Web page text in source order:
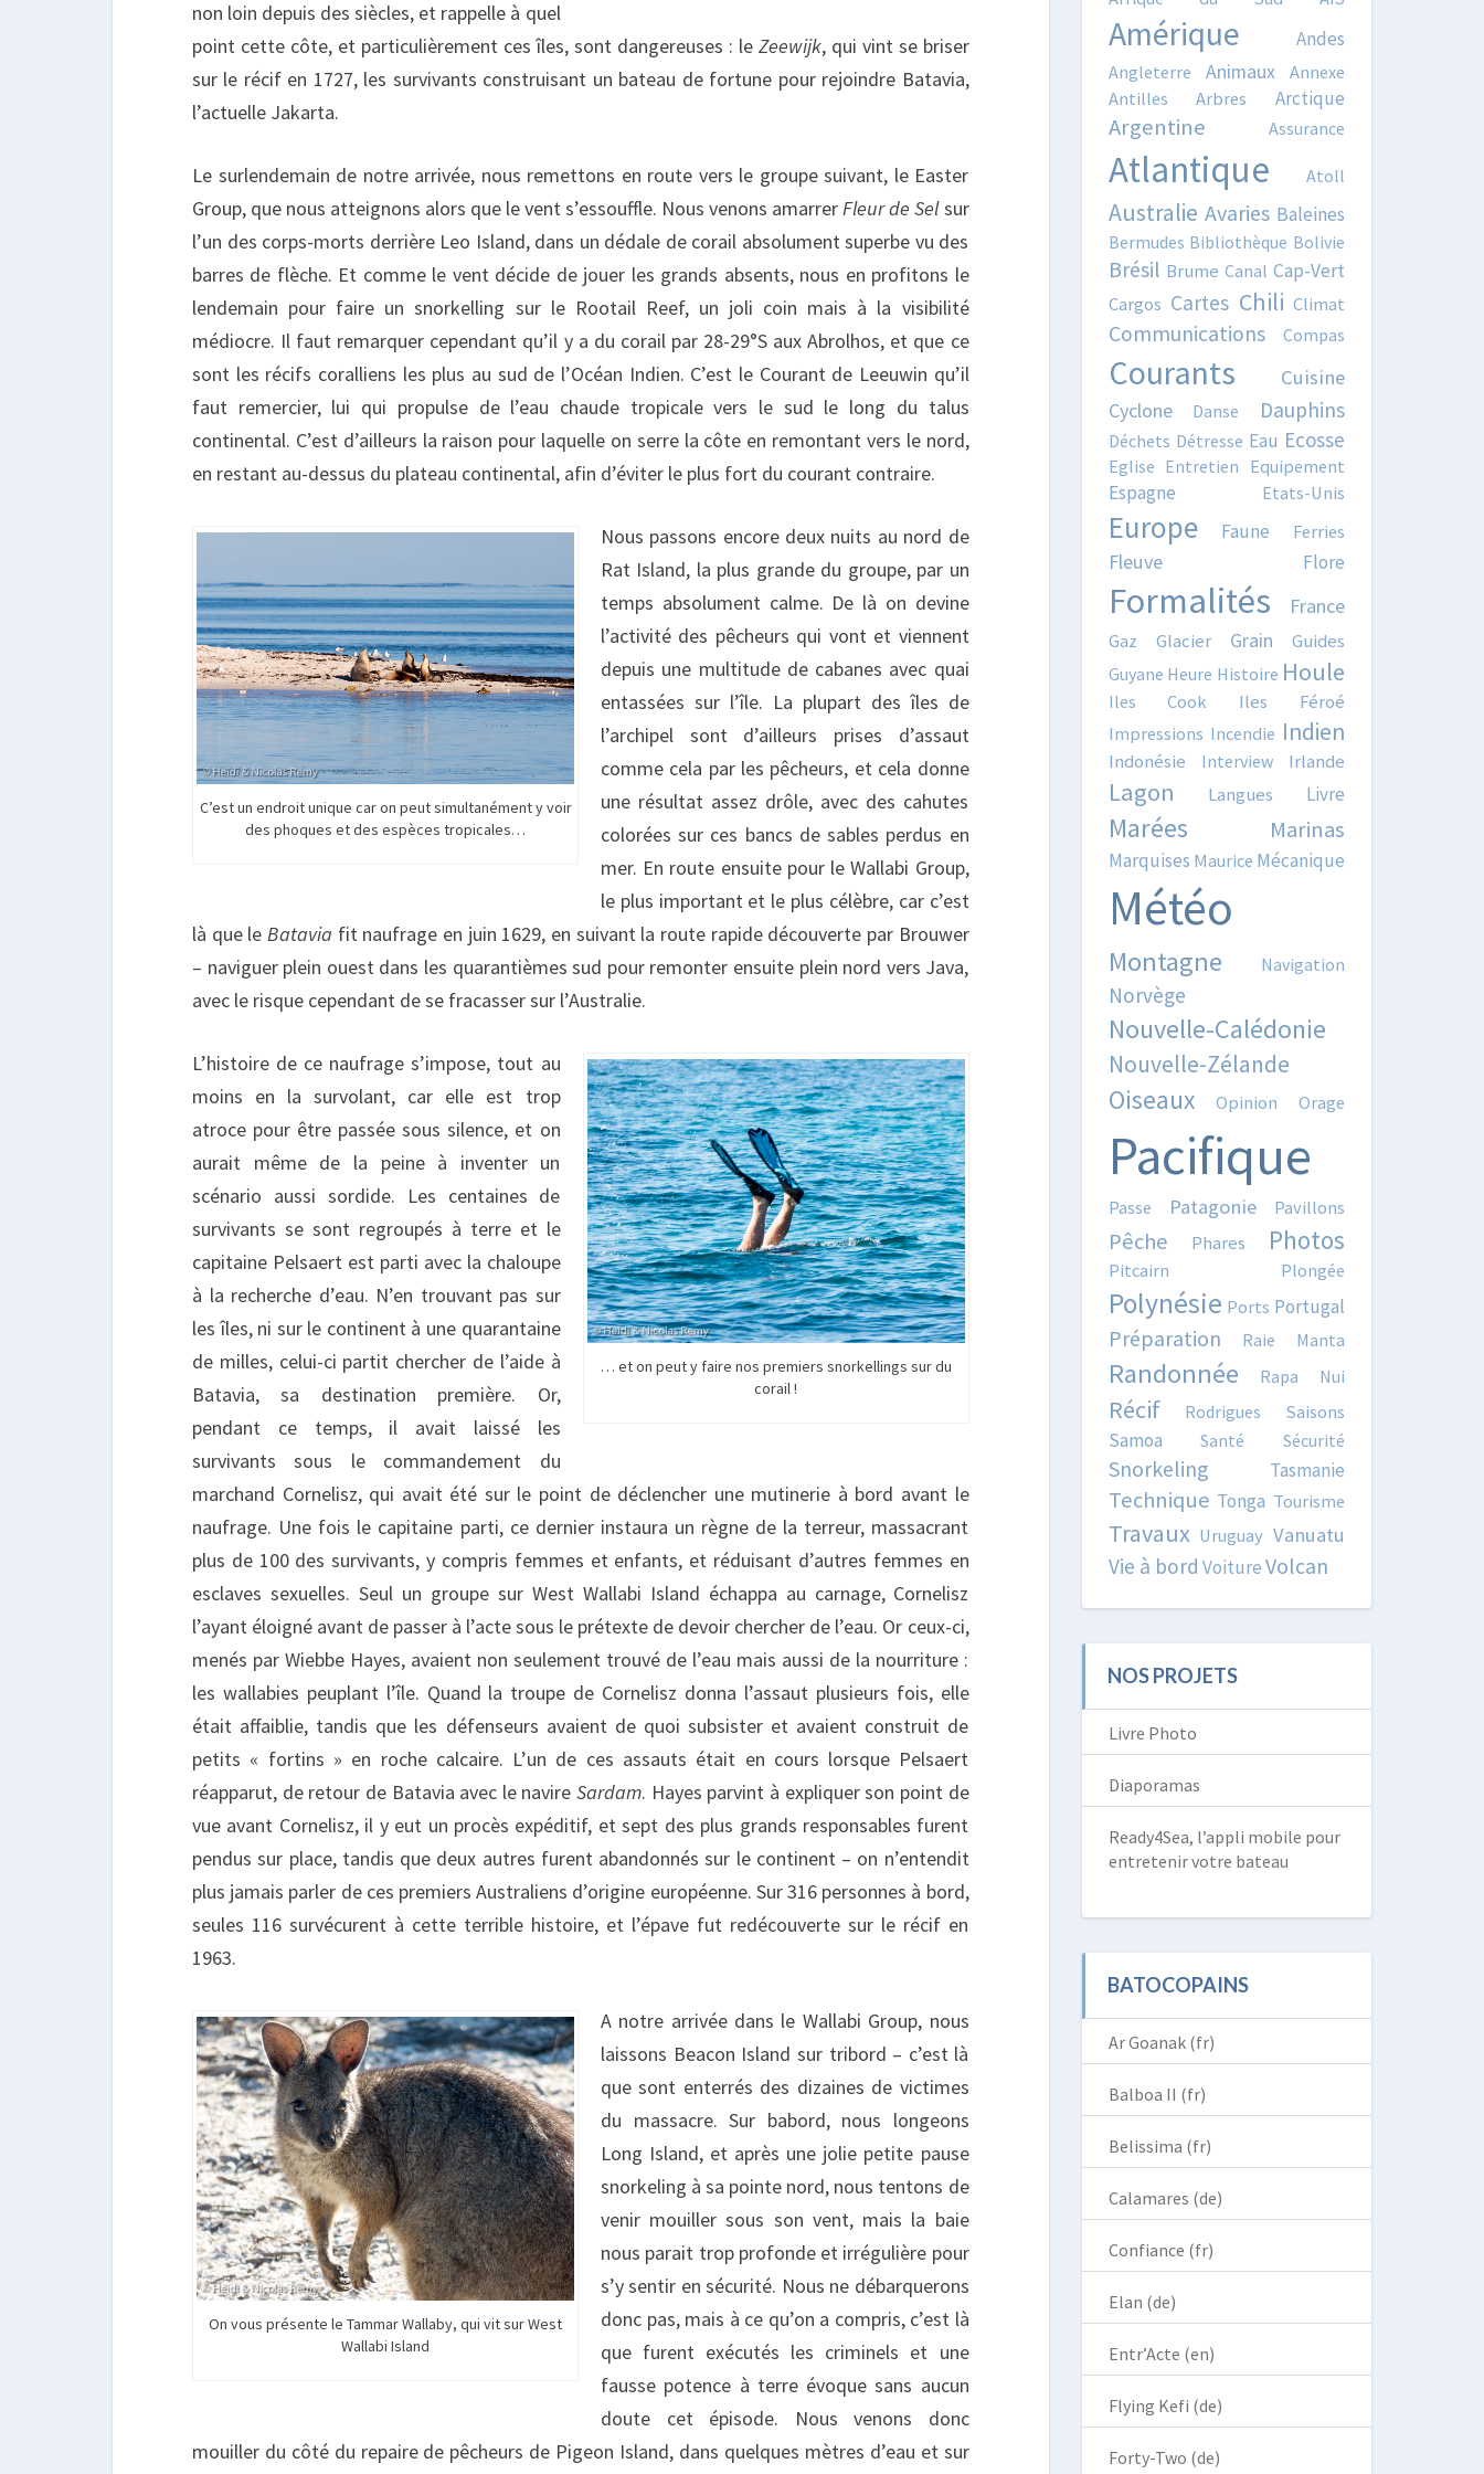
non loin depuis des siècles, et rappelle à quel
point cette côte, et particulièrement ces îles, sont dangereuses : le Zeewijk, qui vint se briser
sur le récif en 1727, les survivants construisant un bateau de fortune pour rejoindre Batavia,
l’actuelle Jakarta.
Le surlendemain de notre arrivée, nous remettons en route vers le groupe suivant, le Easter
Group, que nous atteignons alors que le vent s’essouffle. Nous venons amarrerFleur de Selsur
l’un des corps-morts derrière Leo Island, dans un dédale de corail absolument superbe vu des
barres de flèche. Et comme le vent décide de jouer les grands absents, nous en profitons le
lendemain pour faire un snorkelling sur le Rootail Reef, un joli coin mais à la visibilité
médiocre. Il faut remarquer cependant qu’il y a du corail par 28-29°S aux Abrolhos, et que ce
sont les récifs coralliens les plus au sud de l’Océan Indien. C’est le Courant de Leeuwin qu’il
faut remercier, lui qui propulse de l’eau chaude tropicale vers le sud le long du talus
continental. C’est d’ailleurs la raison pour laquelle on serre la côte en remontant vers le nord,
en restant au-dessus du plateau continental, afin d’éviter le plus fort du courant contraire.
C’est un endroit unique car on peut simultanément y voir
des phoques et des espèces tropicales…
Nous passons encore deux nuits au nord de
Rat Island, la plus grande du groupe, par un
temps absolument calme. De là on devine
l’activité des pêcheurs qui vont et viennent
depuis une multitude de cabanes avec quai
entassées sur l’île. La plupart des îles de
l’archipel sont d’ailleurs prises d’assaut
comme cela par les pêcheurs, et cela donne
une résultat assez drôle, avec des cahutes
colorées sur ces bancs de sables perdus en
mer. En route ensuite pour le Wallabi Group,
le plus important et le plus célèbre, car c’est
là que le Batavia fit naufrage en juin 1629, en suivant la route rapide découverte par Brouwer
– naviguer plein ouest dans les quarantièmes sud pour remonter ensuite plein nord vers Java,
avec le risque cependant de se fracasser sur l’Australie.
… et on peut y faire nos premiers snorkellings sur du
corail !
L’histoire de ce naufrage s’impose, tout au
moins en la survolant, car elle est trop
atroce pour être passée sous silence, et on
aurait même de la peine à inventer un
scénario aussi sordide. Les centaines de
survivants se sont regroupés à terre et le
capitaine Pelsaert est parti avec la chaloupe
à la recherche d’eau. N’en trouvant pas sur
les îles, ni sur le continent à une quarantaine
de milles, celui-ci partit chercher de l’aide à
Batavia, sa destination première. Or,
pendant ce temps, il avait laissé les
survivants sous le commandement du
marchand Cornelisz, qui avait été sur le point de déclencher une mutinerie à bord avant le
naufrage. Une fois le capitaine parti, ce dernier instaura un règne de la terreur, massacrant
plus de 100 des survivants, y compris femmes et enfants, et réduisant d’autres femmes en
esclaves sexuelles. Seul un groupe sur West Wallabi Island échappa au carnage, Cornelisz
l’ayant éloigné avant de passer à l’acte sous le prétexte de devoir chercher de l’eau. Or ceux-ci,
menés par Wiebbe Hayes, avaient non seulement trouvé de l’eau mais aussi de la nourriture :
les wallabies peuplant l’île. Quand la troupe de Cornelisz donna l’assaut plusieurs fois, elle
était affaiblie, tandis que les défenseurs avaient de quoi subsister et avaient construit de
petits « fortins » en roche calcaire. L’un de ces assauts était en cours lorsque Pelsaert
réapparut, de retour de Batavia avec le navireSardam. Hayes parvint à expliquer son point de
vue avant Cornelisz, il y eut un procès expéditif, et sept des plus grands responsables furent
pendus sur place, tandis que deux autres furent abandonnés sur le continent – on n’entendit
plus jamais parler de ces premiers Australiens d’origine européenne. Sur 316 personnes à bord,
seules 116 survécurent à cette terrible histoire, et l’épave fut redécouverte sur le récif en
1963.
On vous présente le Tammar Wallaby, qui vit sur West
Wallabi Island
A notre arrivée dans le Wallabi Group, nous
laissons Beacon Island sur tribord – c’est là
que sont enterrés des dizaines de victimes
du massacre. Sur babord, nous longeons
Long Island, et après une jolie petite pause
snorkeling à sa pointe nord, nous tentons de
venir mouiller sous son vent, mais la baie
nous parait trop profonde et irrégulière pour
s’y sentir en sécurité. Nous ne débarquerons
donc pas, mais à ce qu’on a compris, c’est là
que furent exécutés les criminels et une
fausse potence à terre évoque sans aucun
doute cet épisode. Nous venons donc
mouiller du côté du repaire de pêcheurs de Pigeon Island, dans quelques mètres d’eau et sur
Amérique Andes
Angleterre Animaux
Annexe
Antilles
Arbres Arctique
Argentine Assurance
Atlantique Atoll
Australie Avaries Baleines
Bermudes Bibliothèque Bolivie
Brésil Brume Canal Cap-Vert
Cargos Cartes Chili Climat
Communications Compas
Courants
Cuisine
Cyclone
Danse Dauphins
Déchets Détresse Eau Ecosse
Eglise Entretien Equipement
Espagne Etats-Unis
Europe Faune Ferries
Fleuve Flore
Formalités France
Gaz Glacier Grain Guides
Guyane Heure Histoire Houle
Iles Cook Iles Féroé
Impressions Incendie Indien
Indonésie Interview Irlande
Lagon Langues Livre
Marées Marinas
Marquises Maurice Mécanique
Météo
Montagne Navigation
Norvège
Nouvelle-Calédonie
Nouvelle-Zélande
Oiseaux Opinion Orage
Pacifique
Passe Patagonie Pavillons
Pêche Phares Photos
Pitcairn Plongée
Polynésie Ports Portugal
Préparation Raie Manta
Randonnée Rapa Nui
Récif Rodrigues Saisons
Samoa Santé Sécurité
Snorkeling Tasmanie
Technique Tonga Tourisme
Travaux Uruguay Vanuatu
Vie à bord VoitureVolcan
NOS PROJETS
Livre Photo
Diaporamas
Ready4Sea, l’appli mobile pour
entretenir votre bateau
BATOCOPAINS
Ar Goanak (fr)
Balboa II (fr)
Belissima (fr)
Calamares (de)
Confiance (fr)
Elan (de)
Entr’Acte (en)
Flying Kefi (de)
Forty-Two (de)